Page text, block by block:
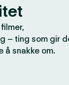
– ting som gir
å snakke om.